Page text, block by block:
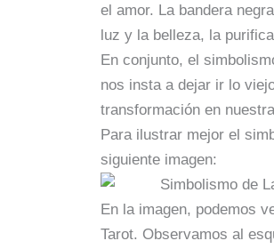
el amor. La bandera
luz y la belleza, la
En conjunto, el
nos insta a dejar ir lo
transformación en
Para ilustrar mejor el
siguiente imagen:
En la imagen, podemos
Tarot. Observamos al